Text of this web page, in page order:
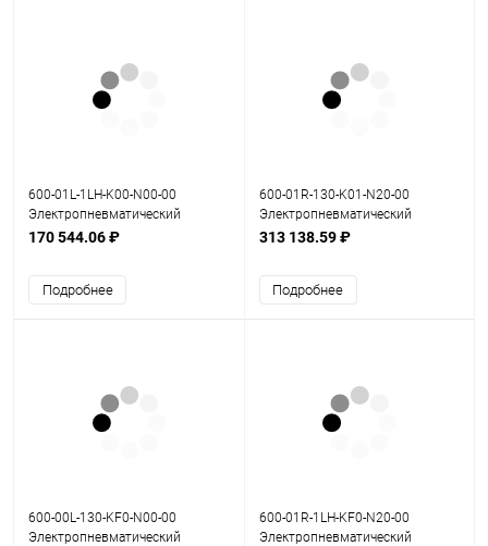
600-01L-1LH-K00-N00-00
Электропневматический
позиционер серия 600
170 544.06 ₽
Подробнее
600-01R-130-K01-N20-00
Электропневматический
позиционер серия 600
313 138.59 ₽
Подробнее
600-00L-130-KF0-N00-00
Электропневматический
600-01R-1LH-KF0-N20-00
Электропневматический